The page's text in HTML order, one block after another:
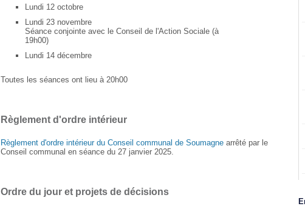
Lundi 12 octobre
Lundi 23 novembre
Séance conjointe avec le Conseil de l'Action Sociale (à
19h00)
Lundi 14 décembre
Toutes les séances ont lieu à 20h00
Règlement d'ordre intérieur
Règlement d'ordre intérieur du Conseil communal de Soumagne arrêté par le
Conseil communal en séance du 27 janvier 2025.
Ordre du jour et projets de décisions